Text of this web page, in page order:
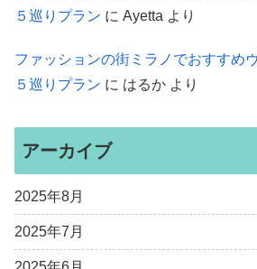
５巡りプラン に Ayetta より
ファッションの街ミラノでおすすめ
５巡りプラン に はるか より
アーカイブ
2025年8月
2025年7月